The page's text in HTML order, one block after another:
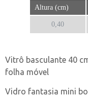
Altura (cm)
0,40
Vitrô basculante 40
folha móvel
Vidro fantasia mini